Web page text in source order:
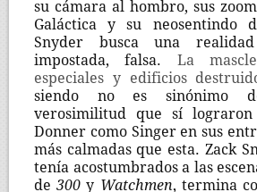
su cámara al hombro, sus
Galáctica y su neosentindo
Snyder busca una
impostada, falsa. La
especiales y edificios
siendo no es sinónimo
verosimilitud que sí
Donner como Singer en sus
más calmadas que esta. Zack
tenía acostumbrados a las
de300y Watchmen, termina